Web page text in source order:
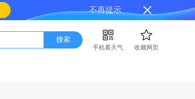
不再提示
搜索
手机看天气
收藏网页